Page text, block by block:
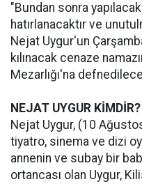
"Bundan sonra
hatırlanacaktır ve
Nejat Uygur'un
kılınacak cenaze
Mezarlığı'na
NEJAT UYGUR KİMDİR?
Nejat Uygur, (10
tiyatro, sinema ve dizi
annenin ve subay bir
ortancası olan Uygur,